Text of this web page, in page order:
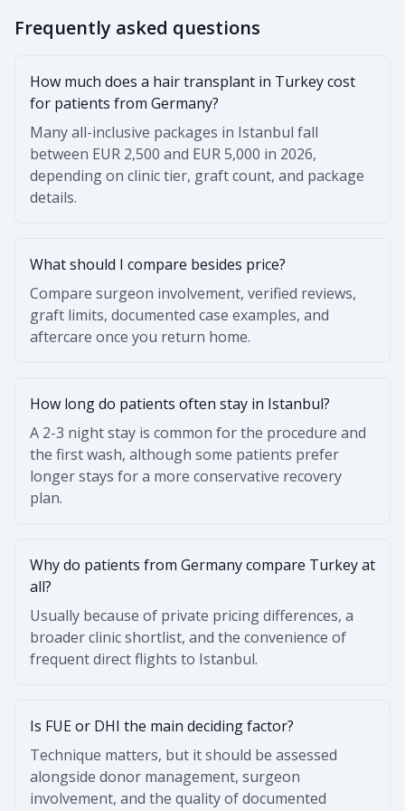
Frequently asked questions
How much does a hair transplant in Turkey cost
for patients from Germany?
Many all-inclusive packages in Istanbul fall
between EUR 2,500 and EUR 5,000 in 2026,
depending on clinic tier, graft count, and package
details.
What should I compare besides price?
Compare surgeon involvement, verified reviews,
graft limits, documented case examples, and
aftercare once you return home.
How long do patients often stay in Istanbul?
A 2-3 night stay is common for the procedure and
the first wash, although some patients prefer
longer stays for a more conservative recovery
plan.
Why do patients from Germany compare Turkey at
all?
Usually because of private pricing differences, a
broader clinic shortlist, and the convenience of
frequent direct flights to Istanbul.
Is FUE or DHI the main deciding factor?
Technique matters, but it should be assessed
alongside donor management, surgeon
involvement, and the quality of documented